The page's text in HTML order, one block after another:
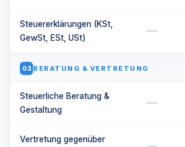
Steuererklärungen (KSt,
GewSt, ESt, USt)
03 BERATUNG & VERTRETUNG
Steuerliche Beratung &
Gestaltung
Vertretung gegenüber